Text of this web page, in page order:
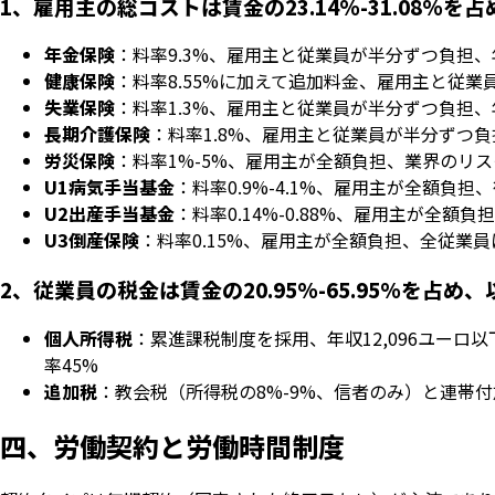
年金保険 ：料率9.3%、雇用主と従業員が半分ずつ負担
健康保険 ：料率8.55%に加えて追加料金、雇用主と従
失業保険 ：料率1.3%、雇用主と従業員が半分ずつ負担
長期介護保険 ：料率1.8%、雇用主と従業員が半分ずつ
労災保険 ：料率1%-5%、雇用主が全額負担、業界のリ
U1病気手当基金 ：料率0.9%-4.1%、雇用主が全額負担
U2出産手当基金 ：料率0.14%-0.88%、雇用主が全額負
U3倒産保険 ：料率0.15%、雇用主が全額負担、全従業
2、従業員の税金は賃金の20.95%-65.95%を占め、
個人所得税 ：累進課税制度を採用、年収12,096ユーロ
率45%
追加税 ：教会税（所得税の8%-9%、信者のみ）と連帯
四、労働契約と労働時間制度